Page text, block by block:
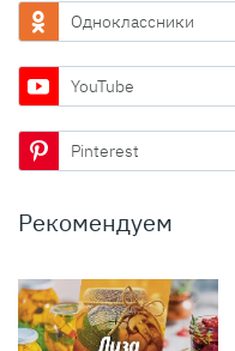
Одноклассники
YouTube
Pinterest
Рекомендуем